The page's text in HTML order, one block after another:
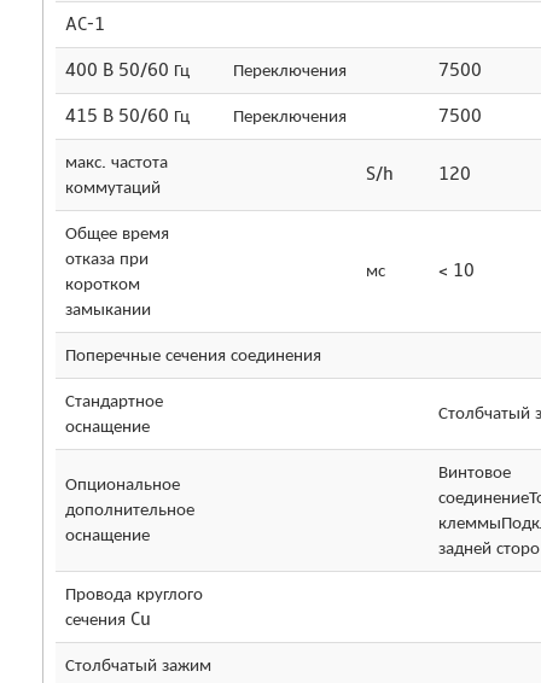
AC-1
400 B 50/60 Гц Переключения 7500
415 B 50/60 Гц Переключения 7500
макс. частота
коммутаций
S/h 120
Общее время
отказа при
коротком
замыкании
мс < 10
Поперечные сечения соединения
Стандартное
оснащение
Столбчатый
Опциональное
дополнительное
оснащение
Винтовое
задней
Провода круглого
сечения Cu
Столбчатый зажим